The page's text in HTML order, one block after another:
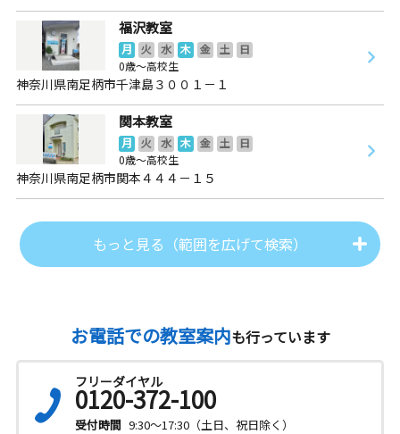
福沢教室
月 火 水 木 金 土
日
0歳～高校生
神奈川県南足柄市千津島３００１－１
関本教室
月 火 水 木 金 土
日
0歳～高校生
神奈川県南足柄市関本４４４－１５
もっと見る（範囲を広げて検索）
お電話での教室案内も行っています
フリーダイヤル
0120-372-100
受付時間 9:30～17:30（土日、祝日除く）